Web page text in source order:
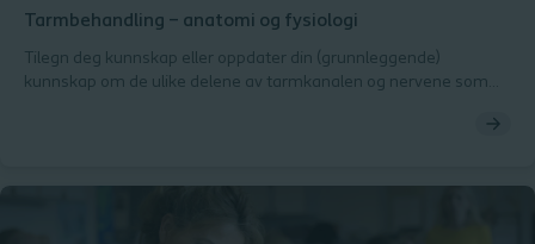
Tarmbehandling – anatomi og fysiologi
Tilegn deg kunnskap eller oppdater din (grunnleggende)
kunnskap om de ulike delene av tarmkanalen og nervene som